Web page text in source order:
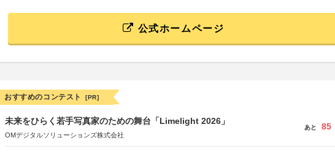
公式ホームページ
おすすめのコンテスト [PR]
未来をひらく若手写真家のための舞台「Limelight 2026」
OMデジタルソリューションズ株式会社
あと 85